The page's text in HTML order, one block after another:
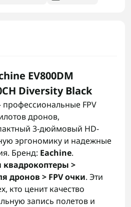
EV800DM
Diversity Black
FPV
дронов,
3-дюймовый HD-
эргономику и надежные
Бренд: Eachine.
>
дронов > FPV очки. Эти
кто ценит качество
запись полетов и